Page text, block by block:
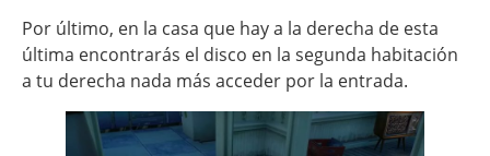
Por último, en la casa que hay a la derecha de esta
última encontrarás el disco en la segunda habitación
a tu derecha nada más acceder por la entrada.